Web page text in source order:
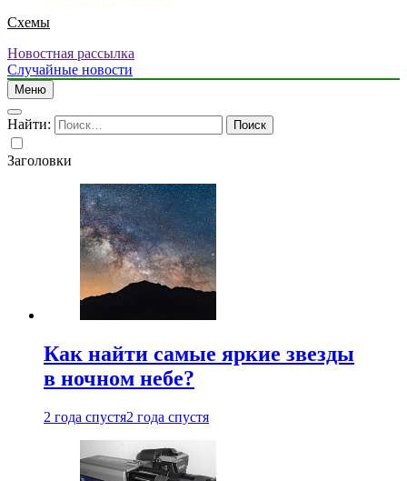
Схемы
Новостная рассылка
Случайные новости
Меню
Найти:
Заголовки
Как найти самые яркие звезды
в ночном небе?
2 года спустя2 года спустя